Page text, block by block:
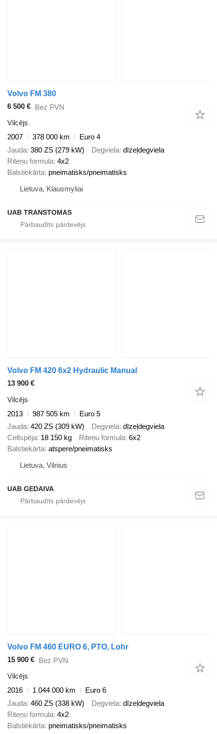
Volvo FM 380
6 500 € Bez PVN
Vilcējs
2007
378 000 km
Euro 4
Jauda 380 ZS (279 kW) Degviela dīzeļdegviela
Riteņu formula 4x2
Balstiekārta pneimatisks/pneimatisks
Lietuva, Klausmyliai
UAB TRANSTOMAS
Volvo FM 420 6x2 Hydraulic Manual
13 900 €
Vilcējs
2013
987 505 km
Euro 5
Jauda 420 ZS (309 kW) Degviela dīzeļdegviela
Celtspēja 18 150 kg Riteņu formula 6x2
Balstiekārta atspere/pneimatisks
Lietuva, Vilnius
UAB GEDAIVA
Volvo FM 460 EURO 6, PTO, Lohr
15 900 € Bez PVN
Vilcējs
2016
1 044 000 km
Euro 6
Jauda 460 ZS (338 kW) Degviela dīzeļdegviela
Riteņu formula 4x2
Balstiekārta pneimatisks/pneimatisks